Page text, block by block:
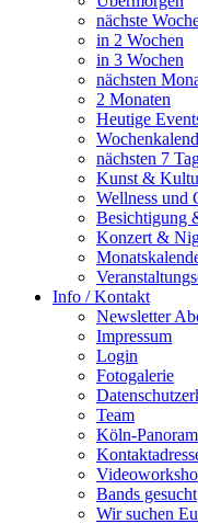
nächste
in 2 Wochen
in 3 Wochen
nächsten
2 Monaten
Heutige
nächsten 7
Kunst &
Wellness und
Besichtigung
Konzert &
Info / Kontakt
Newsletter
Impressum
Login
Fotogalerie
Team
Köln-
Bands gesucht
Wir suchen